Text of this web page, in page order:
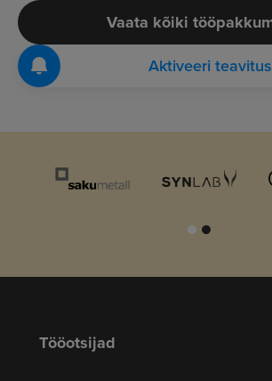
Vaata kõiki
Aktiveeri teavitus
Tööotsijad